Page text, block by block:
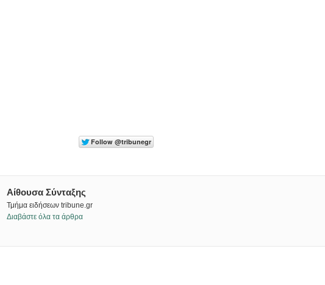
Αίθουσα Σύνταξης
Τμήμα ειδήσεων tribune.gr
Διαβάστε όλα τα άρθρα